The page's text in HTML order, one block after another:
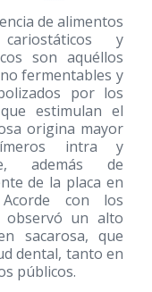
de alimentos
cariostáticos y
son aquéllos
fermentables y
por los
estimulan el
origina mayor
intra y
además de
de la placa en
con los
observó un alto
sacarosa, que
dental, tanto en
públicos.